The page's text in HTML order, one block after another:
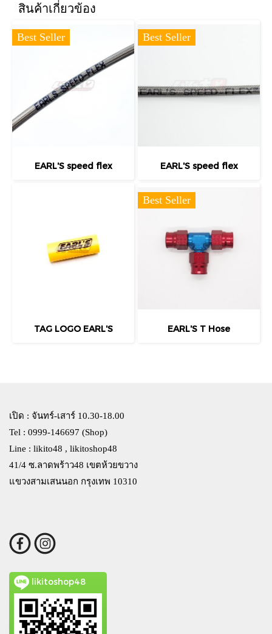
สินค้าเกี่ยวข้อง
Best Seller
EARL'S speed flex
Best Seller
EARL'S speed flex
TAG LOGO EARL'S
Best Seller
EARL'S T Hose
เปิด : จันทร์-เสาร์ 10.30-18.00
Tel : 0999-146697 (Shop)
Line : likito48 , likitoshop48
41/4 ซ.ลาดพร้าว48 เขตห้วยขวาง
แขวงสามเสนนอก กรุงเทพ 10310
likitoshop48